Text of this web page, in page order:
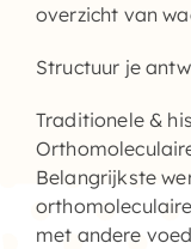
overzicht van
Structuur je
Traditionele &
Belangrijkste
met andere